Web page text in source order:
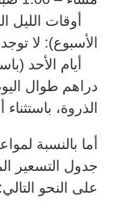
الأسبوع): لا
دراهم طوال
الذروة،
أما بالنسبة
جدول التسعير
على النحو التالي: